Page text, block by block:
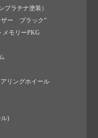
ラチナ塗装）
ザー ブラック”
モリーPKG
リングホイール
)